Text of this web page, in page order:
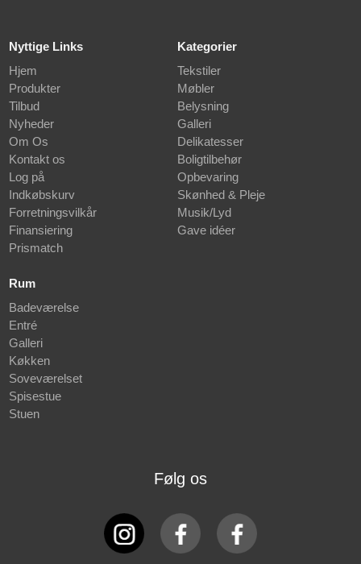
Nyttige Links
Hjem
Produkter
Tilbud
Nyheder
Om Os
Kontakt os
Log på
Indkøbskurv
Forretningsvilkår
Finansiering
Prismatch
Kategorier
Tekstiler
Møbler
Belysning
Galleri
Delikatesser
Boligtilbehør
Opbevaring
Skønhed & Pleje
Musik/Lyd
Gave idéer
Rum
Badeværelse
Entré
Galleri
Køkken
Soveværelset
Spisestue
Stuen
Følg os